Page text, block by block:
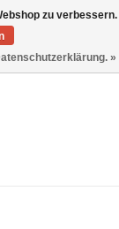
zu verbessern.
»